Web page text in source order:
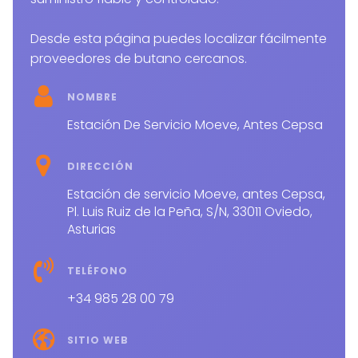
Desde esta página puedes localizar fácilmente
proveedores de butano cercanos.
NOMBRE
Estación De Servicio Moeve, Antes Cepsa
DIRECCIÓN
Estación de servicio Moeve, antes Cepsa,
Pl. Luis Ruiz de la Peña, S/N, 33011 Oviedo,
Asturias
TELÉFONO
+34 985 28 00 79
SITIO WEB